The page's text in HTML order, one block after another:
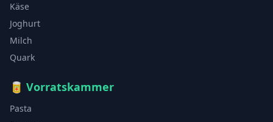
Käse
Joghurt
Milch
Quark
🥫 Vorratskammer
Pasta